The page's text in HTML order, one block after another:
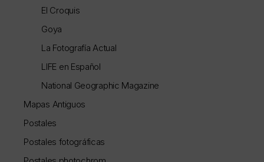
El Croquis
Goya
La Fotografía Actual
LIFE en Español
National Geographic Magazine
Mapas Antiguos
Postales
Postales fotográficas